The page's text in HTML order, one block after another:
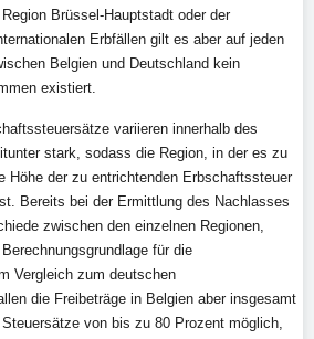
Brüssel-Hauptstadt oder der
Erbfällen gilt es aber auf jeden
Belgien und Deutschland kein
existiert.
variieren innerhalb des
stark, sodass die Region, in der es zu
Höhe der zu entrichtenden Erbschaftssteuer
Bereits bei der Ermittlung des Nachlasses
zwischen den einzelnen Regionen,
für die
Vergleich zum deutschen
die Freibeträge in Belgien aber insgesamt
von bis zu 80 Prozent möglich,